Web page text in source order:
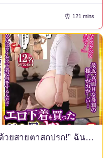
⏰ 121 mins
ERDM-101 “อย่ามองแม่ฉันด้วยสายตาสกปรก!” ฉันมีเซ็กส์กับแม่ของฉันที่ซื้อชุดชั้นในเซ็กซี่ให้ฉัน... ความสัมพันธ์ซุกซน 4 ชั่วโมง